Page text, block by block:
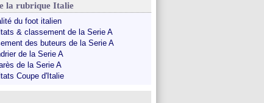
la rubrique Italie
du foot italien
& classement de la Serie A
des buteurs de la Serie A
de la Serie A
de la Serie A
Coupe d'Italie